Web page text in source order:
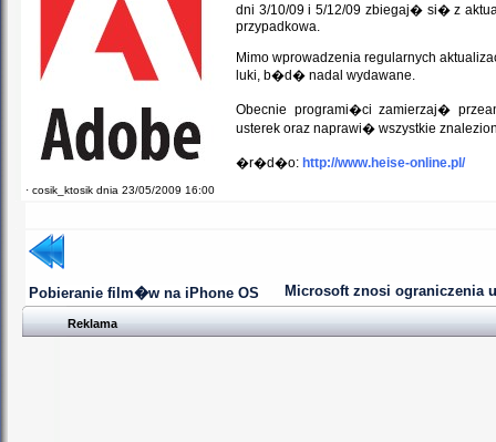
dni 3/10/09 i 5/12/09 zbiegaj� si� z
przypadkowa.
Mimo wprowadzenia regularnych
luki, b�d� nadal wydawane.
Obecnie programi�ci zamierzaj�
usterek oraz naprawi� wszystkie
�r�d�o: http://www.heise-online.pl/
· cosik_ktosik dnia 23/05/2009 16:00
Pobieranie film�w na iPhone OS Microsoft znosi ograniczenia
Reklama